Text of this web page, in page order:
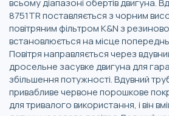
8751TR поставляється з чорним
повітряним фільтром K&N з
встановлюється на місце
Повітря направляється через
дросельне засувке двигуна для
збільшення потужності. Вдувний
привабливе червоне порошкове
для тривалого використання, і він